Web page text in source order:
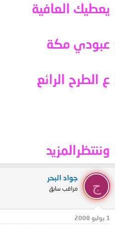
يعطيك العافية
عبودي مكة
ع الطرح الرائع
وننتظرالمزيد
ج
جواد البحر
مراقب سابق
1 يوليو 2008